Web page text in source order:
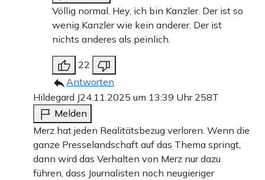
Völlig normal. Hey, ich bin Kanzler. Der ist so
wenig Kanzler wie kein anderer. Der ist
nichts anderes als peinlich.
22
Antworten
Hildegard J24.11.2025 um 13:39 Uhr 258T
Melden
Merz hat jeden Realitätsbezug verloren. Wenn die
ganze Presselandschaft auf das Thema springt,
dann wird das Verhalten von Merz nur dazu
führen, dass Journalisten noch neugieriger